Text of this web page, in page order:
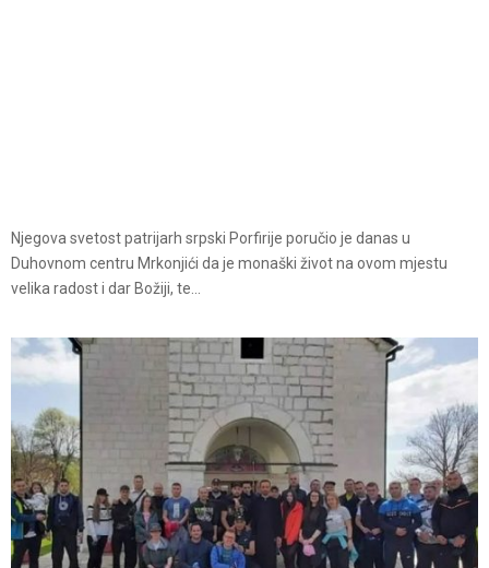
Njegova svetost patrijarh srpski Porfirije poručio je danas u
Duhovnom centru Mrkonjići da je monaški život na ovom mjestu
velika radost i dar Božiji, te...